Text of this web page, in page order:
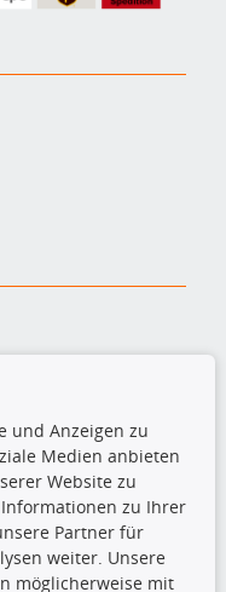
und Anzeigen zu
Medien anbieten
Website zu
zu Ihrer
Partner für
weiter. Unsere
möglicherweise mit